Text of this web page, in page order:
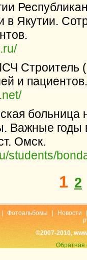
в Якутии.
Строитель
и пациентов.
Важные годы
Омск.
students/
1 2
Фотоальбомы Новости
©2007-2010,
Обратная